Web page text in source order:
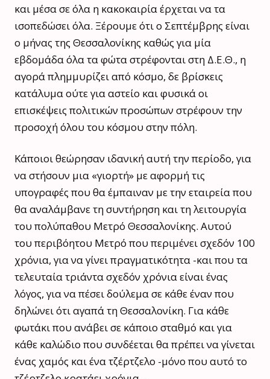
και μέσα σε όλα η κακοκαιρία έρχεται να τα
ισοπεδώσει όλα. Ξέρουμε ότι ο Σεπτέμβρης είναι
ο μήνας της Θεσσαλονίκης καθώς για μία
εβδομάδα όλα τα φώτα στρέφονται στη Δ.Ε.Θ., η
αγορά πλημμυρίζει από κόσμο, δε βρίσκεις
κατάλυμα ούτε για αστείο και φυσικά οι
επισκέψεις πολιτικών προσώπων στρέφουν την
προσοχή όλου του κόσμου στην πόλη.
Κάποιοι θεώρησαν ιδανική αυτή την περίοδο, για
να στήσουν μια «γιορτή» με αφορμή τις
υπογραφές που θα έμπαιναν με την εταιρεία που
θα αναλάμβανε τη συντήρηση και τη λειτουργία
του πολύπαθου Μετρό Θεσσαλονίκης. Αυτού
του περιβόητου Μετρό που περιμένει σχεδόν 100
χρόνια, για να γίνει πραγματικότητα -και που τα
τελευταία τριάντα σχεδόν χρόνια είναι ένας
λόγος, για να πέσει δούλεμα σε κάθε έναν που
δηλώνει ότι αγαπά τη Θεσσαλονίκη. Για κάθε
φωτάκι που ανάβει σε κάποιο σταθμό και για
κάθε καλώδιο που συνδέεται θα πρέπει να γίνεται
ένας χαμός και ένα τζέρτζελο -μόνο που αυτό το